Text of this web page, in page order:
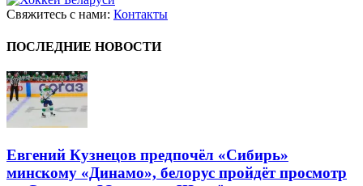
Свяжитесь с нами: Контакты
ПОСЛЕДНИЕ НОВОСТИ
Евгений Кузнецов предпочёл «Сибирь»
минскому «Динамо», белорус пройдёт просмотр